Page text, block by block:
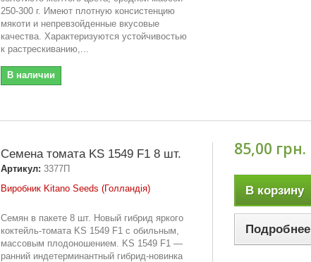
250-300 г. Имеют плотную консистенцию
мякоти и непревзойденные вкусовые
качества. Характеризуются устойчивостью
к растрескиванию,...
В наличии
Семена томата KS 1549 F1 8 шт.
Артикул: 3377П
Виробник Kitano Seeds (Голландія)
Семян в пакете 8 шт. Новый гибрид яркого
коктейль-томата KS 1549 F1 с обильным,
массовым плодоношением. KS 1549 F1 —
ранний индетерминантный гибрид-новинка
85,00 грн.
В корзину
Подробнее